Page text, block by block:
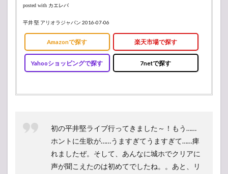
posted with カエレバ
平井 堅 アリオラジャパン 2016-07-06
Amazonで探す 楽天市場で探す
Yahooショッピングで探す 7netで探す
初の平井堅ライブ行ってきました～！もう……
ホントに生歌が……うますぎてうますぎて……痺
れましたぜ。そして、あんなに城ホでクリアに
声が聞こえたのは初めてでしたね。。あと、リ